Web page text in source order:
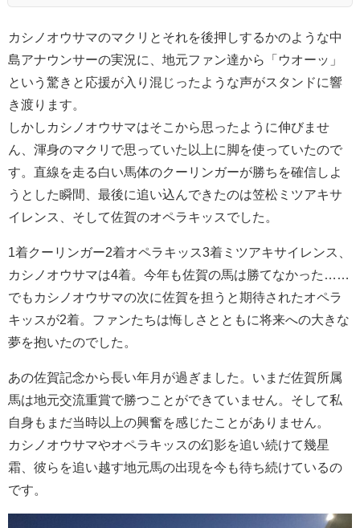
カシノオウサマのマクリとそれを後押しするかのような中
島アナウンサーの実況に、地元ファン達から「ウオーッ」
という驚きと応援が入り混じったような声がスタンドに響
き渡ります。
しかしカシノオウサマはそこから思ったように伸びませ
ん、渾身のマクリで思っていた以上に脚を使っていたので
す。直線を走る白い馬体のクーリンガーが勝ちを確信しよ
うとした瞬間、最後に追い込んできたのは笠松ミツアキサ
イレンス、そして佐賀のオペラキッスでした。
1着クーリンガー2着オペラキッス3着ミツアキサイレンス、
カシノオウサマは4着。今年も佐賀の馬は勝てなかった……
でもカシノオウサマの次に佐賀を担うと期待されたオペラ
キッスが2着。ファンたちは悔しさとともに将来への大きな
夢を抱いたのでした。
あの佐賀記念から長い年月が過ぎました。いまだ佐賀所属
馬は地元交流重賞で勝つことができていません。そして私
自身もまだ当時以上の興奮を感じたことがありません。
カシノオウサマやオペラキッスの幻影を追い続けて幾星
霜、彼らを追い越す地元馬の出現を今も待ち続けているの
です。